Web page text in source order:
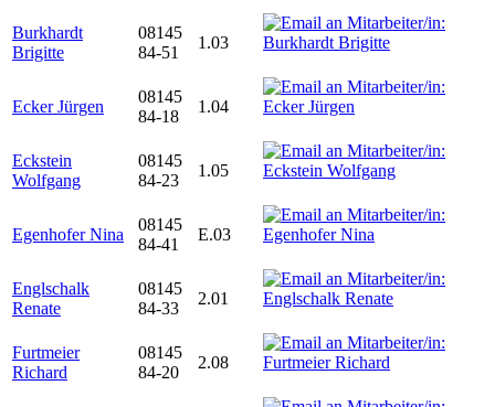
Burkhardt
Brigitte
08145
84-51
1.03
Ecker Jürgen
08145
84-18
1.04
Eckstein
Wolfgang
08145
84-23
1.05
Egenhofer Nina
08145
84-41
E.03
Englschalk
Renate
08145
84-33
2.01
Furtmeier
Richard
08145
84-20
2.08